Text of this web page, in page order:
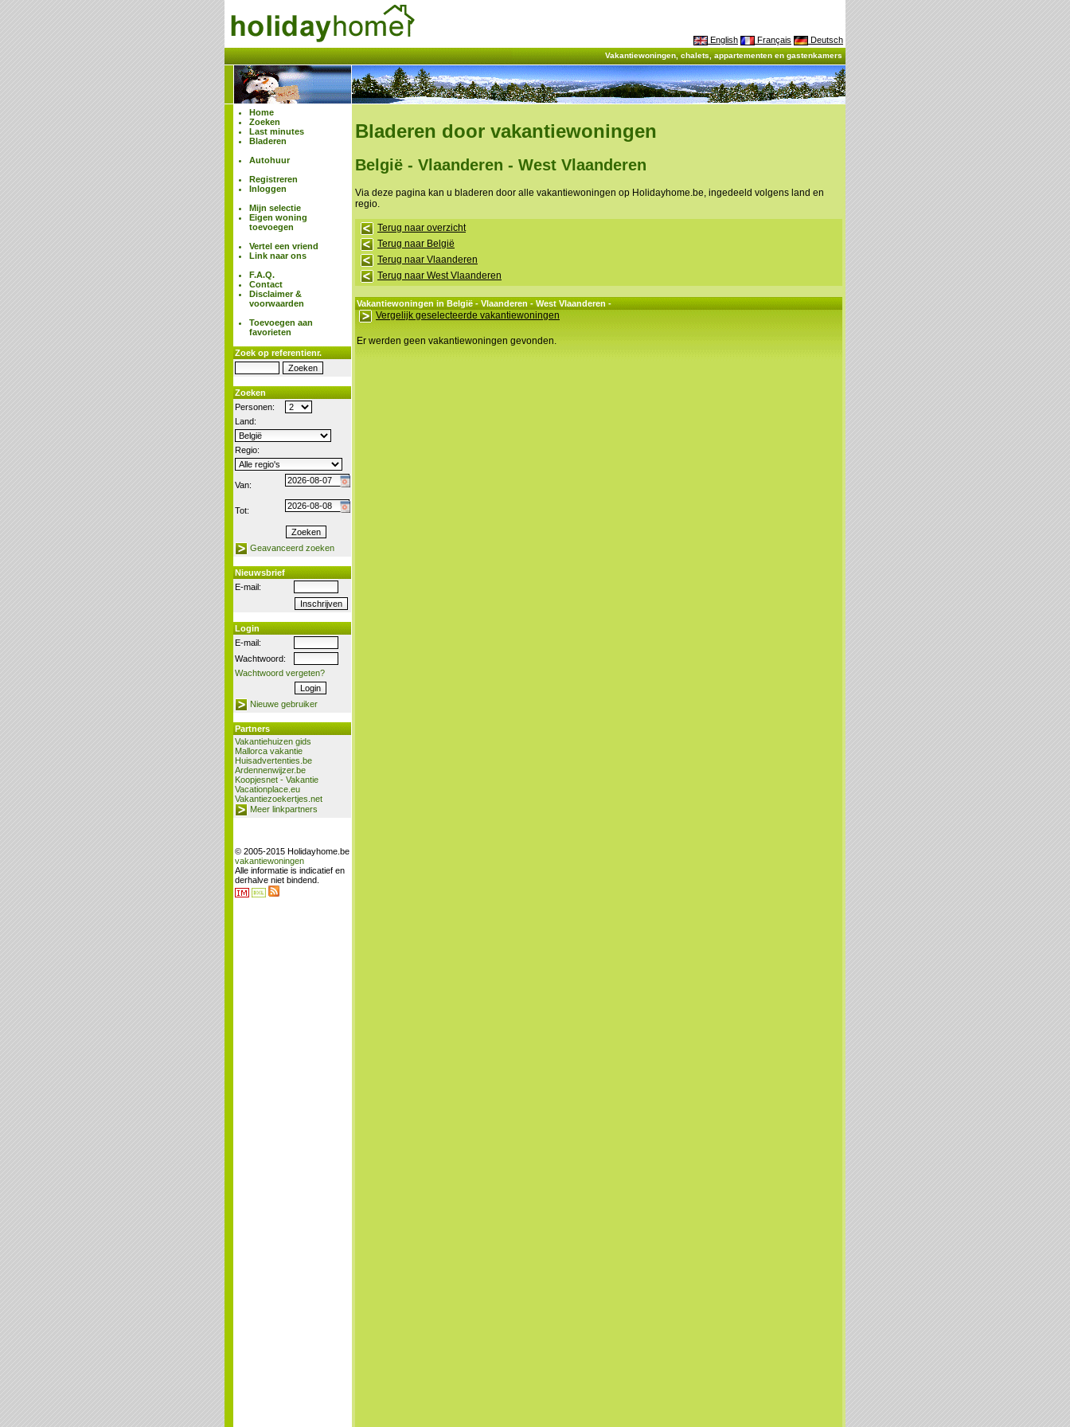
English Français Deutsch
Vakantiewoningen, chalets, appartementen en gastenkamers
Home
Zoeken
Last minutes
Bladeren
Autohuur
Registreren
Inloggen
Mijn selectie
Eigen woning
toevoegen
Vertel een vriend
Link naar ons
F.A.Q.
Contact
Disclaimer &
voorwaarden
Toevoegen aan
favorieten
Zoek op referentienr.
Zoeken
Personen:
Land:
Regio:
Van:
Tot:
Geavanceerd zoeken
Nieuwsbrief
E-mail:
Login
E-mail:
Wachtwoord:
Wachtwoord vergeten?
Nieuwe gebruiker
Partners
Vakantiehuizen gids
Mallorca vakantie
Huisadvertenties.be
Ardennenwijzer.be
Koopjesnet - Vakantie
Vacationplace.eu
Vakantiezoekertjes.net
Meer linkpartners
© 2005-2015 Holidayhome.be
vakantiewoningen
Alle informatie is indicatief en
derhalve niet bindend.
Bladeren door vakantiewoningen
België - Vlaanderen - West Vlaanderen
Via deze pagina kan u bladeren door alle vakantiewoningen op Holidayhome.be, ingedeeld volgens land en
regio.
Terug naar overzicht
Terug naar België
Terug naar Vlaanderen
Terug naar West Vlaanderen
Vakantiewoningen in België - Vlaanderen - West Vlaanderen -
Vergelijk geselecteerde vakantiewoningen
Er werden geen vakantiewoningen gevonden.